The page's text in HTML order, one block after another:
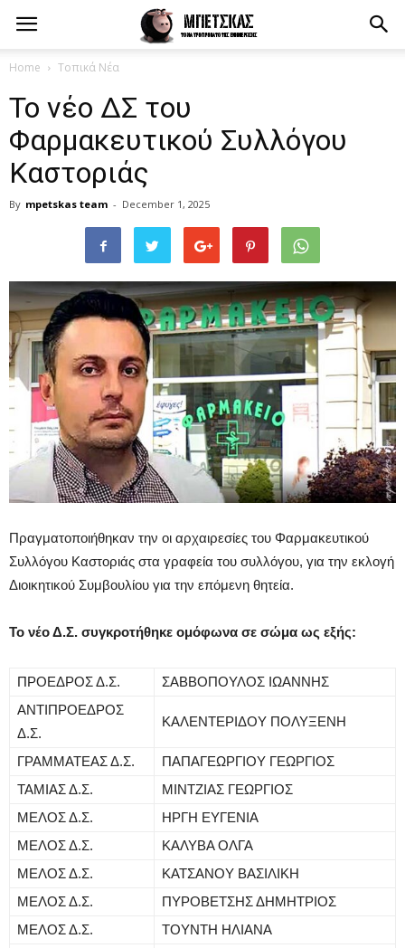
Home Τοπικά Νέα
Το νέο ΔΣ του
Φαρμακευτικού Συλλόγου
Καστοριάς
By mpetskas team - December 1, 2025
Πραγματοποιήθηκαν την οι αρχαιρεσίες του Φαρμακευτικού
Συλλόγου Καστοριάς στα γραφεία του συλλόγου, για την εκλογή
Διοικητικού Συμβουλίου για την επόμενη θητεία.
Το νέο Δ.Σ. συγκροτήθηκε ομόφωνα σε σώμα ως εξής:
ΠΡΟΕΔΡΟΣ Δ.Σ.
ΣΑΒΒΟΠΟΥΛΟΣ ΙΩΑΝΝΗΣ
ΑΝΤΙΠΡΟΕΔΡΟΣ
Δ.Σ.
ΚΑΛΕΝΤΕΡΙΔΟΥ ΠΟΛΥΞΕΝΗ
ΓΡΑΜΜΑΤΕΑΣ Δ.Σ.
ΠΑΠΑΓΕΩΡΓΙΟΥ ΓΕΩΡΓΙΟΣ
ΤΑΜΙΑΣ Δ.Σ.
ΜΙΝΤΖΙΑΣ ΓΕΩΡΓΙΟΣ
ΜΕΛΟΣ Δ.Σ.
ΗΡΓΗ ΕΥΓΕΝΙΑ
ΜΕΛΟΣ Δ.Σ.
ΚΑΛΥΒΑ ΟΛΓΑ
ΜΕΛΟΣ Δ.Σ.
ΚΑΤΣΑΝΟΥ ΒΑΣΙΛΙΚΗ
ΜΕΛΟΣ Δ.Σ.
ΠΥΡΟΒΕΤΣΗΣ ΔΗΜΗΤΡΙΟΣ
ΜΕΛΟΣ Δ.Σ.
ΤΟΥΝΤΗ ΗΛΙΑΝΑ